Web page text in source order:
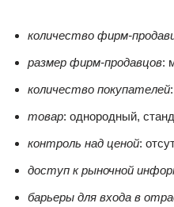
количество фирм-
размер фирм-продавцов:
количество покупателей
товар: однородный,
контроль над ценой:
доступ к рыночной
барьеры для входа в